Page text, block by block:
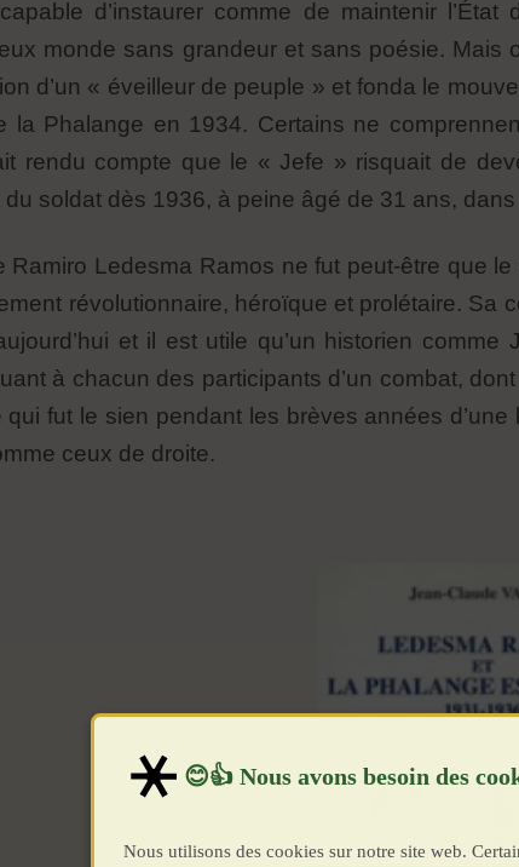
d’instaurer comme de maintenir
monde sans grandeur et sans poésie. Mais
d’un « éveilleur de peuple » et fonda le
la Phalange en 1934. Certains ne
rendu compte que le « Jefe » risquait de
soldat dès 1936, à peine âgé de 31 ans,
Ramiro Ledesma Ramos ne fut peut-être que
révolutionnaire, héroïque et prolétaire. Sa
et il est utile qu’un historien
à chacun des participants d’un combat,
qui fut le sien pendant les brèves années
ceux de droite.
Nous utilisons des cookies sur notre site web.